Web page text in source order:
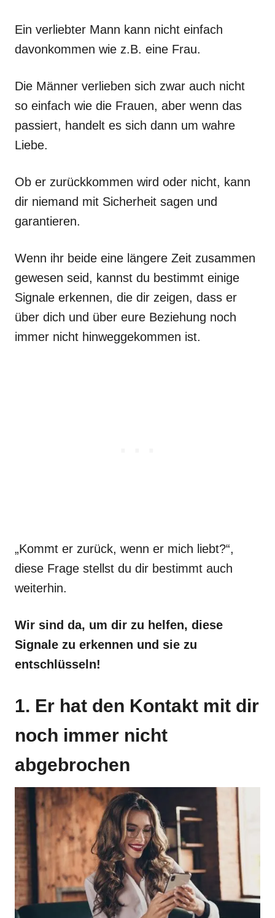
Ein verliebter Mann kann nicht einfach
davonkommen wie z.B. eine Frau.
Die Männer verlieben sich zwar auch nicht
so einfach wie die Frauen, aber wenn das
passiert, handelt es sich dann um wahre
Liebe.
Ob er zurückkommen wird oder nicht, kann
dir niemand mit Sicherheit sagen und
garantieren.
Wenn ihr beide eine längere Zeit zusammen
gewesen seid, kannst du bestimmt einige
Signale erkennen, die dir zeigen, dass er
über dich und über eure Beziehung noch
immer nicht hinweggekommen ist.
„Kommt er zurück, wenn er mich liebt?“,
diese Frage stellst du dir bestimmt auch
weiterhin.
Wir sind da, um dir zu helfen, diese
Signale zu erkennen und sie zu
entschlüsseln!
1. Er hat den Kontakt mit dir
noch immer nicht
abgebrochen